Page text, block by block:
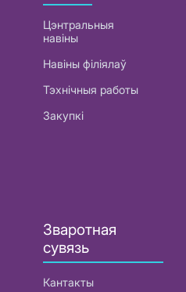
Цэнтральныя
навіны
Навіны філіялаў
Тэхнічныя работы
Закупкі
Зваротная
сувязь
Кантакты